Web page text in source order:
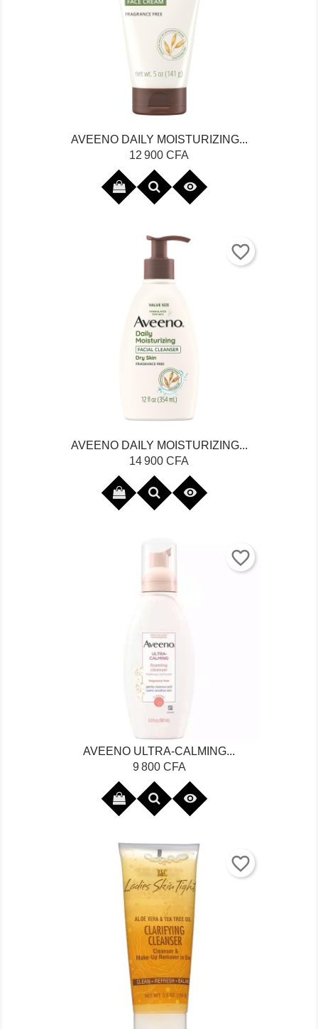
AVEENO DAILY MOISTURIZING...
Prix
12 900 CFA

favorite_border
AVEENO DAILY MOISTURIZING...
Prix
14 900 CFA

favorite_border
AVEENO ULTRA-CALMING...
Prix
9 800 CFA

favorite_border